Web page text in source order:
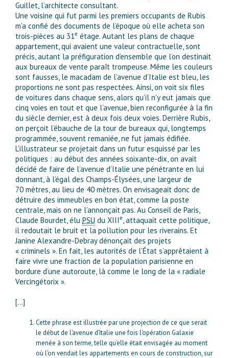
Guillet, l’architecte consultant.
Une voisine qui fut parmi les premiers occupants de Rubis
m’a confié des documents de l’époque où elle acheta son
trois-pièces au 31e étage. Autant les plans de chaque
appartement, qui avaient une valeur contractuelle, sont
précis, autant la préfiguration d’ensemble que l’on destinait
aux bureaux de vente paraît trompeuse. Même les couleurs
sont fausses, le macadam de l’avenue d’Italie est bleu, les
proportions ne sont pas respectées. Ainsi, on voit six files
de voitures dans chaque sens, alors qu’il n’y eut jamais que
cinq voies en tout et que l’avenue, bien reconfigurée à la fin
du siècle dernier, est à deux fois deux voies. Derrière Rubis,
on perçoit l’ébauche de la tour de bureaux qui, longtemps
programmée, souvent remaniée, ne fut jamais édifiée.
L’illustrateur se projetait dans un futur esquissé par les
politiques : au début des années soixante-dix, on avait
décidé de faire de l’avenue d’Italie une pénétrante en lui
donnant, à l’égal des Champs-Élysées, une largeur de
70 mètres, au lieu de 40 mètres. On envisageait donc de
détruire des immeubles en bon état, comme la poste
centrale, mais on ne l’annonçait pas. Au Conseil de Paris,
Claude Bourdet, élu PSU du XIIIe , attaquait cette politi­que,
il redoutait le bruit et la pollution pour les riverains. Et
Janine Alexandre-Debray dénonçait des projets
« criminels ». En fait, les autorités de l’État s’apprêtaient à
faire vivre une fraction de la population parisienne en
bordure d’une autoroute, là comme le long de la « radiale
Vercingétorix ».
[…]
Cette phrase est illustrée par une projection de ce que serait
le début de l’avenue d’Italie une fois l’opération Galaxie
menée à son terme, telle qu’elle était envisagée au moment
où l’on vendait les appartements en cours de construction, sur